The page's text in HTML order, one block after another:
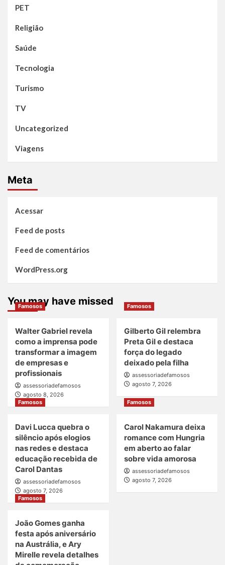
PET
Religião
Saúde
Tecnologia
Turismo
TV
Uncategorized
Viagens
Meta
Acessar
Feed de posts
Feed de comentários
WordPress.org
You may have missed
Famosos
Walter Gabriel revela
como a imprensa pode
transformar a imagem
de empresas e
profissionais
assessoriadefamosos
agosto 8, 2026
Famosos
Gilberto Gil relembra
Preta Gil e destaca
força do legado
deixado pela filha
assessoriadefamosos
agosto 7, 2026
Famosos
Davi Lucca quebra o
silêncio após elogios
nas redes e destaca
educação recebida de
Carol Dantas
assessoriadefamosos
agosto 7, 2026
Famosos
Carol Nakamura deixa
romance com Hungria
em aberto ao falar
sobre vida amorosa
assessoriadefamosos
agosto 7, 2026
Famosos
João Gomes ganha
festa após aniversário
na Austrália, e Ary
Mirelle revela detalhes